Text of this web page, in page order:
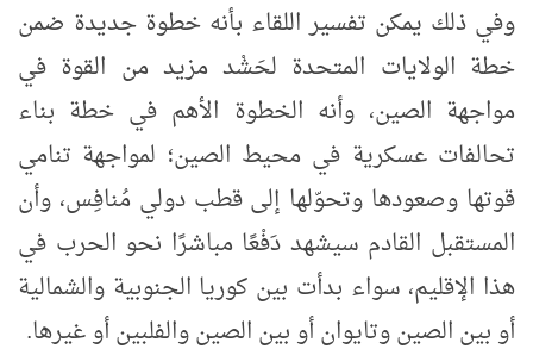
وفي ذلك يمكن تفسير اللقاء بأنه خطوة جديدة ضمن
خطة الولايات المتحدة لحَشْد مزيد من القوة في
مواجهة الصين، وأنه الخطوة الأهم في خطة بناء
تحالفات عسكرية في محيط الصين؛ لمواجهة تنامي
قوتها وصعودها وتحوّلها إلى قطب دولي مُنافِس، وأن
المستقبل القادم سيشهد دَفْعًا مباشرًا نحو الحرب في
هذا الإقليم، سواء بدأت بين كوريا الجنوبية والشمالية
أو بين الصين وتايوان أو بين الصين والفلبين أو غيرها.